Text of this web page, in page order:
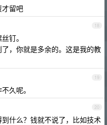
留吧
18
钉。
，你就是多余的。这是我的教
19
久呢。
20
什么？钱就不说了，比如技术